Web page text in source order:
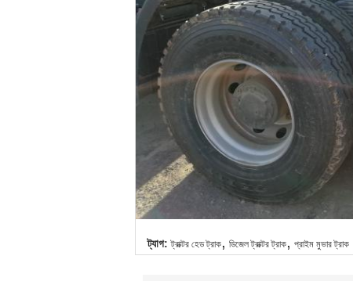
ট্যাগ: ট্রাক্টর হেড ট্রাক, ডিজেল ট্রাক্টর ট্রাক, প্রাইম মুভার ট্রাক